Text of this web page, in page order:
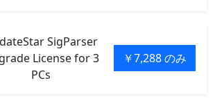
SigParser
License for 3
PCs
￥7,288 のみ